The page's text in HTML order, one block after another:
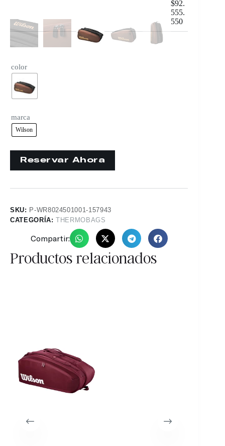
$92.
555.
550
color
marca
Wilson
SKU: P-WR8024501001-157943
CATEGORÍA:THERMOBAGS
Compartir:
Productos relacionados